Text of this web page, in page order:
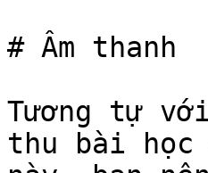
# Âm thanh
Tương tự
thu bài học